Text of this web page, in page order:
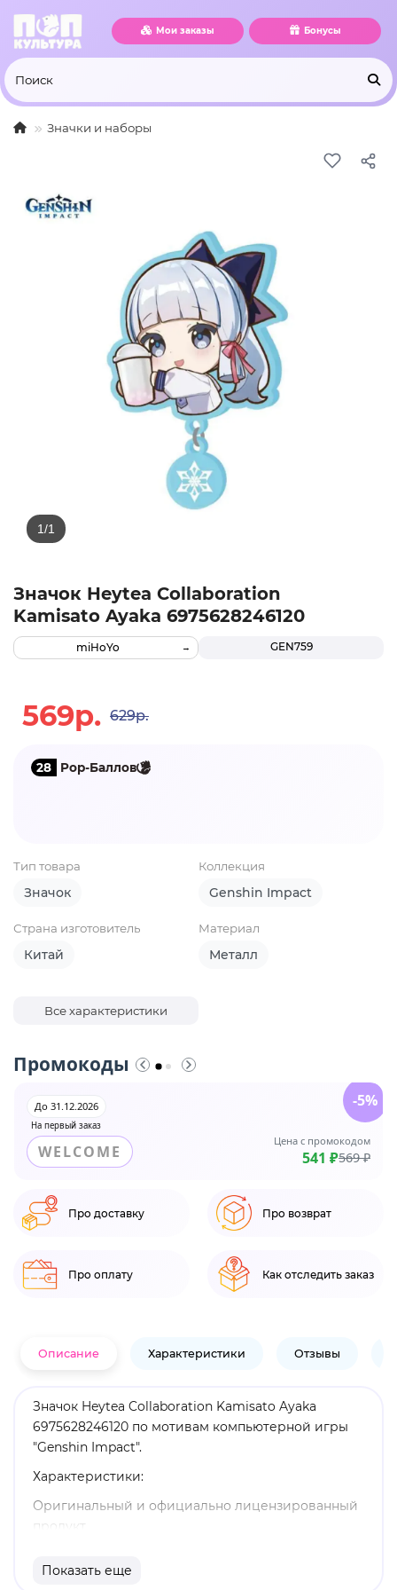
Мои заказы Бонусы
Значки и наборы
Значок Heytea Collaboration
Kamisato Ayaka 6975628246120
GEN759
miHoYo
569р. 629р.
28 Pop-Баллов
Тип товара
Значок
Коллекция
Genshin Impact
Страна изготовитель
Китай
Материал
Металл
Все характеристики
Промокоды
На первый заказ
До 31.12.2026
WELCOME
Цена с промокодом
541 ₽569 ₽
-5%
Про доставку Про возврат
Про оплату Как отследить заказ
Описание Характеристики Отзывы
Значок Heytea Collaboration Kamisato Ayaka
6975628246120 по мотивам компьютерной игры
"Genshin Impact".
Характеристики:
Оригинальный и официально лицензированный
продукт
Показать еще